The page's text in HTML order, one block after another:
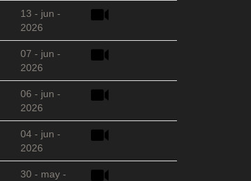
13 - jun -
2026
07 - jun -
2026
06 - jun -
2026
04 - jun -
2026
30 - may -